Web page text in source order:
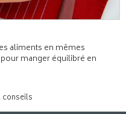
aliments en mêmes
manger équilibré en
conseils